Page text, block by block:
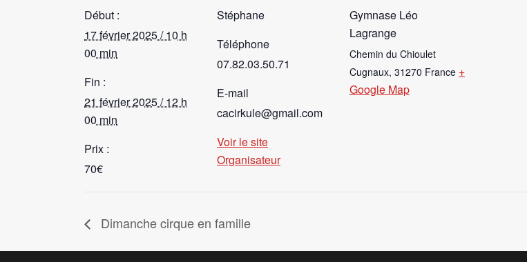
Début :
17 février 2025 / 10 h
00 min
Fin :
21 février 2025 / 12 h
00 min
Prix :
70€
Stéphane
Téléphone
07.82.03.50.71
E-mail
cacirkule@gmail.com
Voir le site
Organisateur
Gymnase Léo
Lagrange
Chemin du Chioulet
Cugnaux, 31270 France +
Google Map
Dimanche cirque en famille